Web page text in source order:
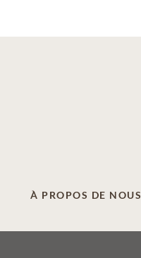
À PROPOS DE NOUS